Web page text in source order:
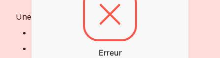
Une finale longue et chaleureuse sur :
Erreur